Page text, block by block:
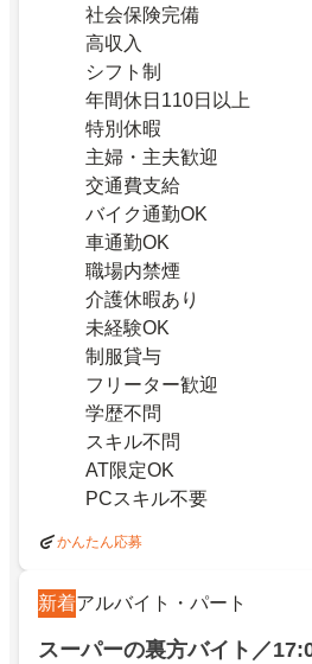
社会保険完備
高収入
シフト制
年間休日110日以上
特別休暇
主婦・主夫歓迎
交通費支給
バイク通勤OK
車通勤OK
職場内禁煙
介護休暇あり
未経験OK
制服貸与
フリーター歓迎
学歴不問
スキル不問
AT限定OK
PCスキル不要
かんたん応募
新着アルバイト・パート
スーパーの裏方バイト／